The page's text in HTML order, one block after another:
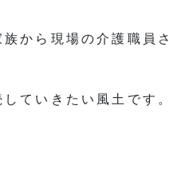
から現場の介護職員
ていきたい風土です。